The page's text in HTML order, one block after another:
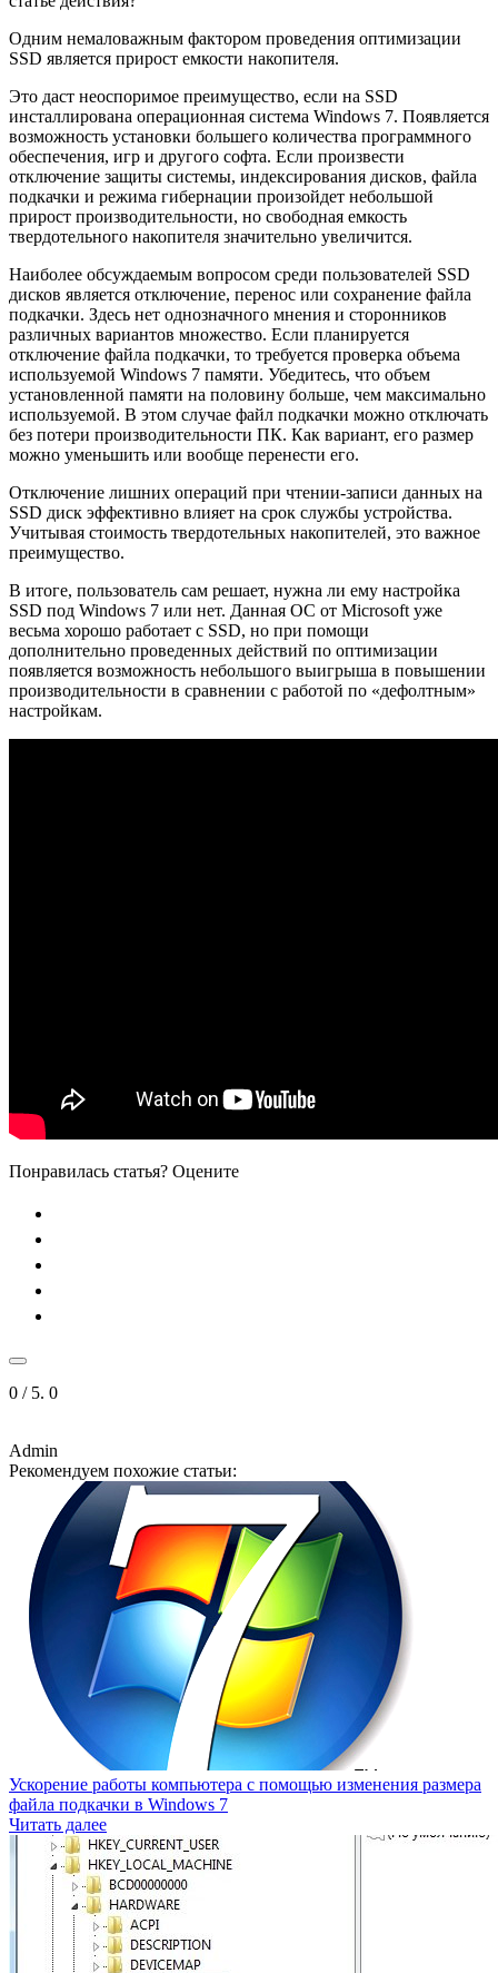
Одним немаловажным фактором проведения оптимизации
SSD является прирост емкости накопителя.
Это даст неоспоримое преимущество, если на SSD
инсталлирована операционная система Windows 7. Появляется
возможность установки большего количества программного
обеспечения, игр и другого софта. Если произвести
отключение защиты системы, индексирования дисков, файла
подкачки и режима гибернации произойдет небольшой
прирост производительности, но свободная емкость
твердотельного накопителя значительно увеличится.
Наиболее обсуждаемым вопросом среди пользователей SSD
дисков является отключение, перенос или сохранение файла
подкачки. Здесь нет однозначного мнения и сторонников
различных вариантов множество. Если планируется
отключение файла подкачки, то требуется проверка объема
используемой Windows 7 памяти. Убедитесь, что объем
установленной памяти на половину больше, чем максимально
используемой. В этом случае файл подкачки можно отключать
без потери производительности ПК. Как вариант, его размер
можно уменьшить или вообще перенести его.
Отключение лишних операций при чтении-записи данных на
SSD диск эффективно влияет на срок службы устройства.
Учитывая стоимость твердотельных накопителей, это важное
преимущество.
В итоге, пользователь сам решает, нужна ли ему настройка
SSD под Windows 7 или нет. Данная ОС от Microsoft уже
весьма хорошо работает с SSD, но при помощи
дополнительно проведенных действий по оптимизации
появляется возможность небольшого выигрыша в повышении
производительности в сравнении с работой по «дефолтным»
настройкам.
Понравилась статья? Оцените
0 / 5. 0
Admin
Рекомендуем похожие статьи:
Ускорение работы компьютера с помощью изменения размера
файла подкачки в Windows 7
Читать далее